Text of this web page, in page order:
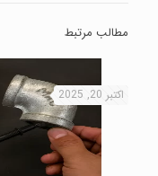
مطالب مرتبط
اکتبر 20, 2025